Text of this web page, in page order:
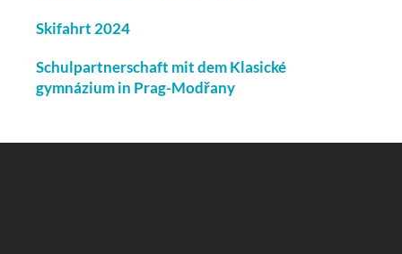
Skifahrt 2024
Schulpartnerschaft mit dem Klasické
gymnázium in Prag-Modřany